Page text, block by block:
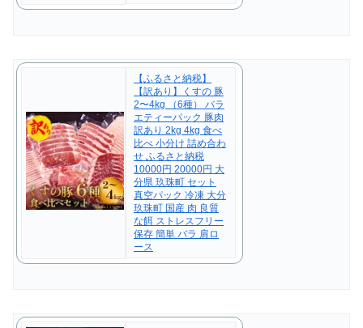
【ふるさと納税】
【訳あり】くすの 豚
2〜4kg （6種） バラ
エティーパック 豚肉
訳あり 2kg 4kg 食べ
比べ 小分け 詰め合わ
せ ふるさと納税
10000円 20000円 大
分県 玖珠町 セット
真空パック 冷凍 大分
玖珠町 国産 肉 良質
な餌 ストレスフリー
保存 簡単 バラ 肩ロ
ース